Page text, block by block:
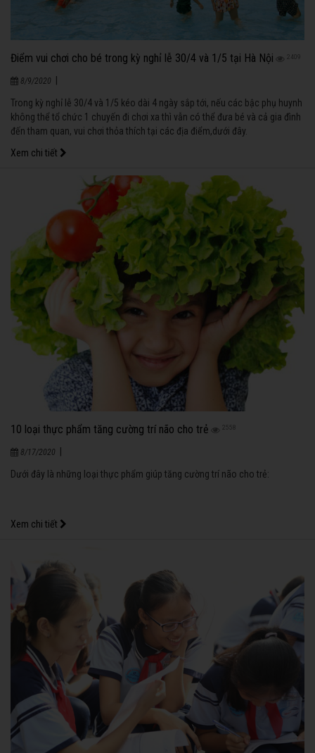
Điểm vui chơi cho bé trong kỳ nghỉ lễ 30/4 và 1/5 tại Hà Nội 2409
8/9/2020
Trong kỳ nghỉ lễ 30/4 và 1/5 kéo dài 4 ngày sắp tới, nếu các bậc phụ huynh
không thể tổ chức 1 chuyến đi chơi xa thì vẫn có thể đưa bé và cả gia đình
đến tham quan, vui chơi thỏa thích tại các địa điểm,dưới đây.
Xem chi tiết
10 loại thực phẩm tăng cường trí não cho trẻ 2558
8/17/2020
Dưới đây là những loại thực phẩm giúp tăng cường trí não cho trẻ:
Xem chi tiết